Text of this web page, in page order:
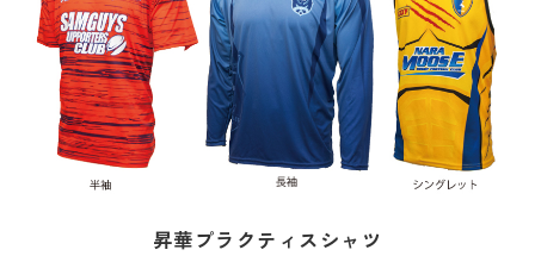
昇華プラクティスシャツ